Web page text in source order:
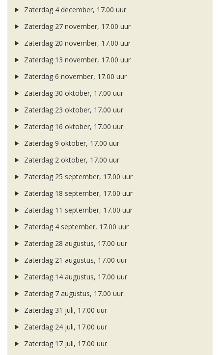
Zaterdag 4 december, 17.00 uur
Zaterdag 27 november, 17.00 uur
Zaterdag 20 november, 17.00 uur
Zaterdag 13 november, 17.00 uur
Zaterdag 6 november, 17.00 uur
Zaterdag 30 oktober, 17.00 uur
Zaterdag 23 oktober, 17.00 uur
Zaterdag 16 oktober, 17.00 uur
Zaterdag 9 oktober, 17.00 uur
Zaterdag 2 oktober, 17.00 uur
Zaterdag 25 september, 17.00 uur
Zaterdag 18 september, 17.00 uur
Zaterdag 11 september, 17.00 uur
Zaterdag 4 september, 17.00 uur
Zaterdag 28 augustus, 17.00 uur
Zaterdag 21 augustus, 17.00 uur
Zaterdag 14 augustus, 17.00 uur
Zaterdag 7 augustus, 17.00 uur
Zaterdag 31 juli, 17.00 uur
Zaterdag 24 juli, 17.00 uur
Zaterdag 17 juli, 17.00 uur